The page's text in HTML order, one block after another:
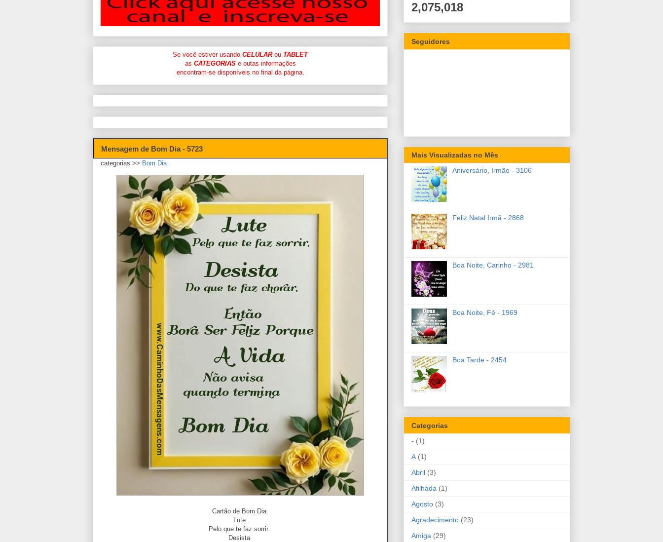
Se você estiver usando CELULARou TABLET
as CATEGORIASe outas informações
encontram-se disponíveis no final da página.
Mensagem de Bom Dia - 5723
categorias >> Bom Dia
Cartão de Bom Dia
Lute
Pelo que te faz sorrir.
Desista
2,075,018
Seguidores
Mais Visualizadas no Mês
Aniversário, Irmão - 3106
Feliz Natal Irmã - 2868
Boa Noite, Carinho - 2981
Boa Noite, Fé - 1969
Boa Tarde - 2454
Categorias
- (1)
A (1)
Abril (3)
Afilhada (1)
Agosto (3)
Agradecimento (23)
Amiga (29)